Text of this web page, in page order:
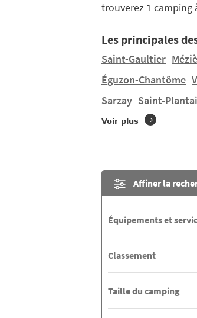
trouverez 1 camping
Les principales
Saint-Gaultier
Éguzon-Chantôme
Sarzay Saint-
Voir plus
Affiner la
Équipements et
Classement
Taille du camping